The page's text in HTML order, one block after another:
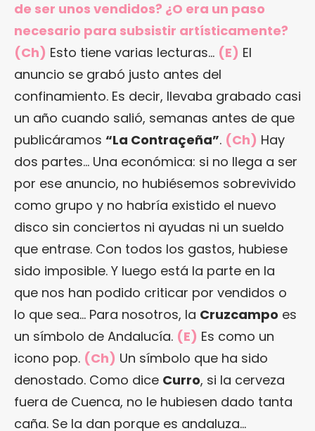
de ser unos vendidos? ¿O era un paso
necesario para subsistir artísticamente?
(Ch) Esto tiene varias lecturas… (E) El
anuncio se grabó justo antes del
confinamiento. Es decir, llevaba grabado casi
un año cuando salió, semanas antes de que
publicáramos “La Contraçeña”. (Ch) Hay
dos partes… Una económica: si no llega a ser
por ese anuncio, no hubiésemos sobrevivido
como grupo y no habría existido el nuevo
disco sin conciertos ni ayudas ni un sueldo
que entrase. Con todos los gastos, hubiese
sido imposible. Y luego está la parte en la
que nos han podido criticar por vendidos o
lo que sea… Para nosotros, la Cruzcampo es
un símbolo de Andalucía. (E) Es como un
icono pop. (Ch) Un símbolo que ha sido
denostado. Como dice Curro, si la cerveza
fuera de Cuenca, no le hubiesen dado tanta
caña. Se la dan porque es andaluza…